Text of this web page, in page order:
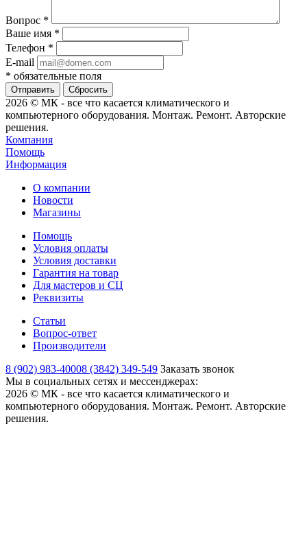
Вопрос *
Ваше имя *
Телефон *
E-mail
* обязательные поля
Сбросить
2026 © МК - все что касается климатического и
компьютерного оборудования. Монтаж. Ремонт. Авторские
решения.
Компания
Помощь
Информация
О компании
Новости
Магазины
Помощь
Условия оплаты
Условия доставки
Гарантия на товар
Для мастеров и СЦ
Реквизиты
Статьи
Вопрос-ответ
Производители
8 (902) 983-40008 (3842) 349-549 Заказать звонок
Мы в социальных сетях и мессенджерах:
2026 © МК - все что касается климатического и
компьютерного оборудования. Монтаж. Ремонт. Авторские
решения.